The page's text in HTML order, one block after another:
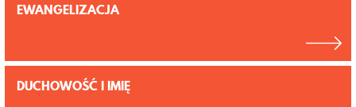
EWANGELIZACJA
DUCHOWOŚĆ I IMIĘ